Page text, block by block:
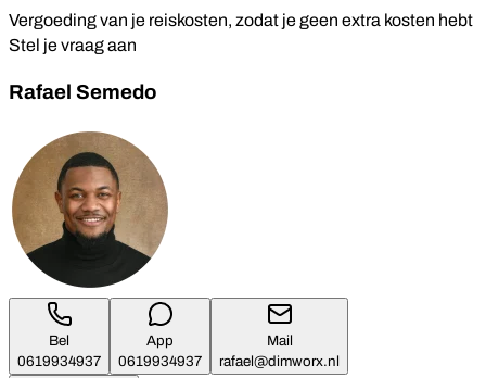
Vergoeding van je reiskosten, zodat je geen extra kosten hebt
Stel je vraag aan
Rafael Semedo
Bel
0619934937
App
0619934937
Mail
rafael@dimworx.nl